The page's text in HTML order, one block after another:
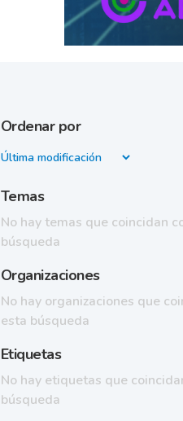
Ordenar por
Temas
No hay temas que coincidan
búsqueda
Organizaciones
No hay organizaciones que
esta búsqueda
Etiquetas
No hay etiquetas que
búsqueda